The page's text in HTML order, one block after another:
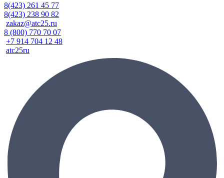
8(423) 261 45 77
8(423) 238 90 82
zakaz@atc25.ru
8 (800) 770 70 07
+7 914 704 12 48
atc25ru